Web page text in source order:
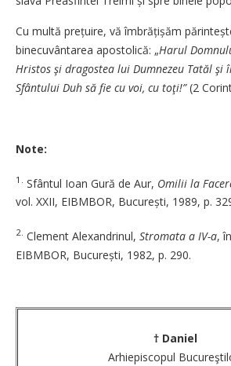
Cu multă prețuire, vă îmbră­țișăm
binecuvântarea apostolică: „Harul
Hristos şi dragostea lui Dumnezeu Tatăl şi
Sfântului Duh să fie cu voi, cu toţi!”(2
Note:
1. Sfântul Ioan Gură de Aur, ­ Omilii la
vol. XXII, EIBMBOR, București, 1989, p.
2. Clement Alexandrinul, Stromata a IV-a,
EIBMBOR, București, 1982, p. 290.
† Daniel
Arhiepiscopul